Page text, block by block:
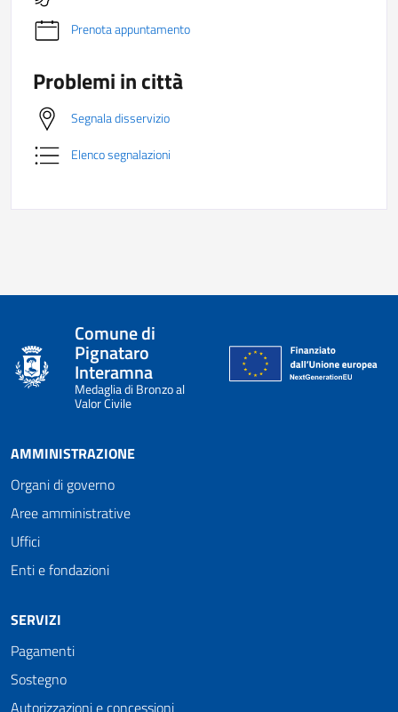
Prenota appuntamento
Problemi in città
Segnala disservizio
Elenco segnalazioni
Comune di
Pignataro
Interamna
Medaglia di Bronzo al
Valor Civile
AMMINISTRAZIONE
Organi di governo
Aree amministrative
Uffici
Enti e fondazioni
SERVIZI
Pagamenti
Sostegno
Autorizzazioni e concessioni